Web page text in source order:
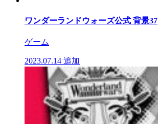
ワンダーランドウォーズ公式 背景37
ゲーム
2023.07.14 追加